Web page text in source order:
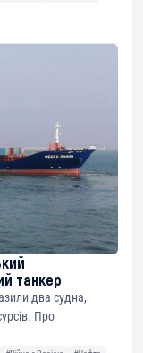
танкер
два судна,
Про